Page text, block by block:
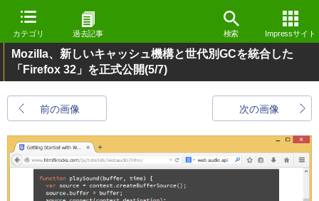
カテゴリ 過去記事 検索 Impressサイト
Mozilla、新しいキャッシュ機構と世代別GCを統合した
「Firefox 32」を正式公開(5/7)
前の画像 次の画像